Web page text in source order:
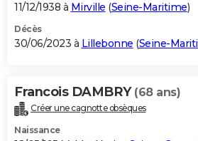
11/12/1938 à Mirville (Seine-Maritime)
Décès
30/06/2023 à Lillebonne (Seine-
Francois DAMBRY (68 ans)
Créer une cagnotte obsèques
Naissance